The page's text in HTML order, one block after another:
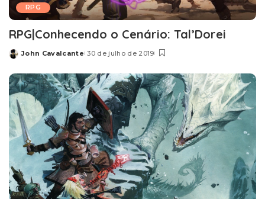
RPG
RPG|Conhecendo o Cenário: Tal’Dorei
Posted
John Cavalcante 30 de julho de 2019